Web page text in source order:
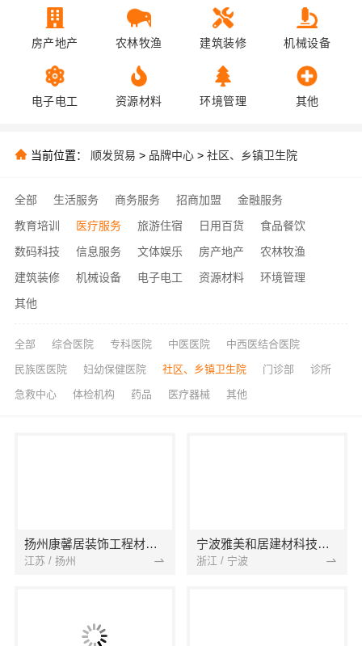
房产地产 农林牧渔 建筑装修 机械设备
电子电工 资源材料 环境管理 其他
当前位置： 顺发贸易 > 品牌中心 > 社区、乡镇卫生院
全部 生活服务 商务服务 招商加盟
金融服务
教育培训
医疗服务 旅游住宿 日用百货
食品餐饮
数码科技
信息服务 文体娱乐 房产地产
农林牧渔
建筑装修
机械设备 电子电工 资源材料
环境管理
其他
全部 综合医院 专科医院 中医医院 中西医结合医院
民族医医院 妇幼保健医院 社区、乡镇卫生院 门诊部 诊所
急救中心 体检机构 药品 医疗器械 其他
扬州康馨居装饰工程材料有限公司
江苏 / 扬州
宁波雅美和居建材科技有限公司
浙江 / 宁波